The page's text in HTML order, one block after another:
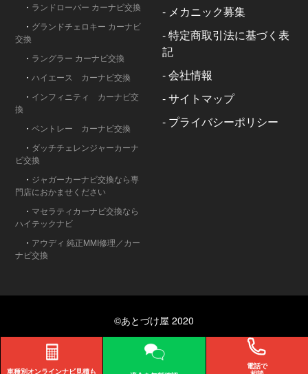
・ ランドローバー カーナビ交換
・ グランドチェロキー カーナビ
交換
・ ラングラー カーナビ交換
・ ハイエース カーナビ交換
・ インフィニティ カーナビ交
換
・ベントレー カーナビ交換
・ ダッチチェレンジャーカーナ
ビ交換
・ ジャガーカーナビ交換なら専
門店におかませください
・ マセラティカーナビ交換なら
ハイテックナビ
・ アウディ 純正MMI修理／カー
ナビ交換
- メカニック募集
-特定商取引法に基づく表
記
-会社情報
-サイトマップ
- プライバシーポリシー
©あとづけ屋 2020
車種別オンラインナビ見積も
電話で